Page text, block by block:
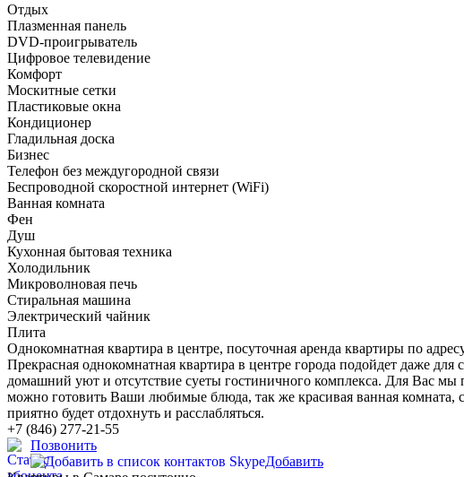
Отдых
Плазменная панель
DVD-проигрыватель
Цифровое телевидение
Комфорт
Москитные сетки
Пластиковые окна
Кондиционер
Гладильная доска
Бизнес
Телефон без междугородной связи
Беспроводной скоростной интернет (WiFi)
Ванная комната
Фен
Душ
Кухонная бытовая техника
Холодильник
Микроволновая печь
Стиральная машина
Электрический чайник
Плита
Однокомнатная квартира в центре, посуточная аренда квартиры по
Прекрасная однокомнатная квартира в центре города подойдет даже
домашний уют и отсутствие суеты гостиничного комплекса. Для Вас
можно готовить Ваши любимые блюда, так же красивая ванная комната,
приятно будет отдохнуть и расслабляться.
+7 (846) 277-21-55
Позвонить
Добавить